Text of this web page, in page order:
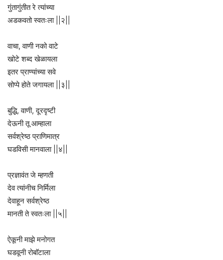
गुंतागुंतीत रे त्यांच्या
अडकवतो स्वतःला ||२||
वाचा, वाणी नको वाटे
खोटे शब्द खेळायला
इतर प्राण्यांच्या सवे
सोप्पे होते जगायला ||३||
बुद्धि, वाणी, दूरदृष्टी
देऊनी तू आम्हाला
सर्वश्रेष्ठ प्राणिमात्र
घडविसी मानवाला ||४||
प्रज्ञावंत जे म्हणती
देव त्यांनीच निर्मिला
देवाहून सर्वश्रेष्ठ
मानती ते स्वतःला ||५||
ऐकूनी माझे मनोगत
घडवूनी रोबाॅटाला